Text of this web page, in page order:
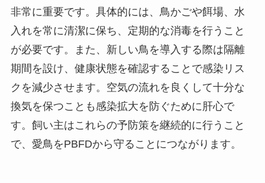
非常に重要です。具体的には、鳥かごや餌場、水
入れを常に清潔に保ち、定期的な消毒を行うこと
が必要です。また、新しい鳥を導入する際は隔離
期間を設け、健康状態を確認することで感染リス
クを減少させます。空気の流れを良くして十分な
換気を保つことも感染拡大を防ぐために肝心で
す。飼い主はこれらの予防策を継続的に行うこと
で、愛鳥をPBFDから守ることにつながります。